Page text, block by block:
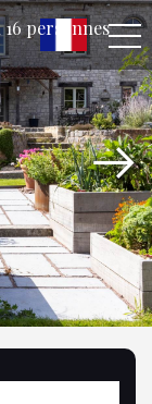
personnes